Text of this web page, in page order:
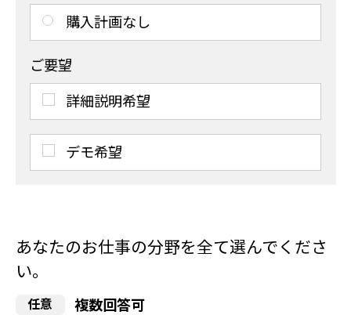
購入計画なし
ご要望
詳細説明希望
デモ希望
あなたのお仕事の分野を全て選んでくださ
い。
複数回答可